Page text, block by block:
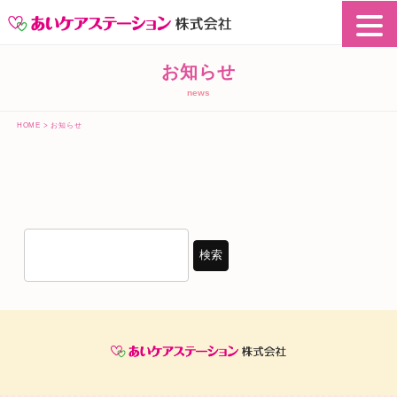
お知らせ
news
HOME >お知らせ